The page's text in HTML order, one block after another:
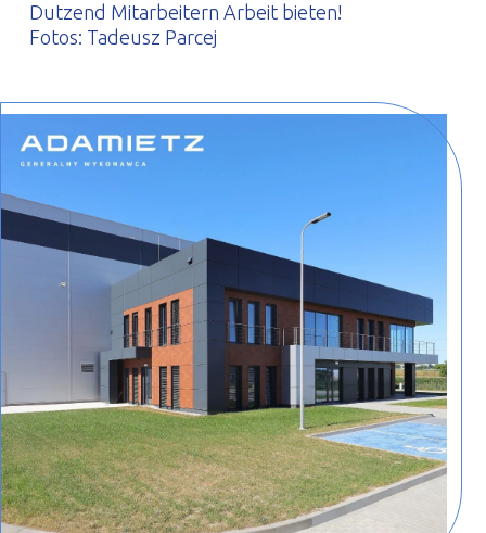
Dutzend Mitarbeitern Arbeit bieten!
Fotos: Tadeusz Parcej